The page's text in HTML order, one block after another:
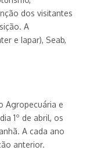
dos visitantes
A
e Iapar), Seab,
Agropecuária e
1º de abril, os
A cada ano
anterior.